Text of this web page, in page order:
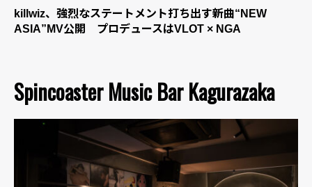
killwiz、強烈なステートメント打ち出す新曲“NEW
ASIA”MV公開 プロデュースはVLOT × NGA
Spincoaster Music Bar Kagurazaka